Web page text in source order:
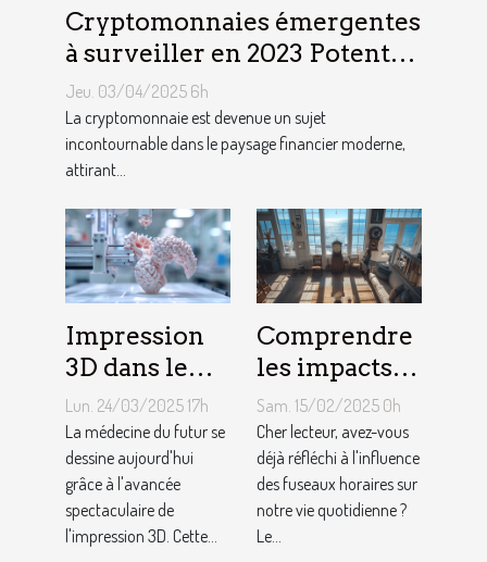
Cryptomonnaies émergentes
à surveiller en 2023 Potentiel
de croissance et risques
associés
Jeu. 03/04/2025 6h
La cryptomonnaie est devenue un sujet
incontournable dans le paysage financier moderne,
attirant...
Impression
3D dans le
secteur
médical
progrès et
futurs usages
Lun. 24/03/2025 17h
La médecine du futur se
dessine aujourd'hui
grâce à l'avancée
spectaculaire de
l'impression 3D. Cette...
Comprendre
les impacts
du fuseau
horaire
atlantique
sur le
quotidien
Sam. 15/02/2025 0h
Cher lecteur, avez-vous
déjà réfléchi à l'influence
des fuseaux horaires sur
notre vie quotidienne ?
Le...